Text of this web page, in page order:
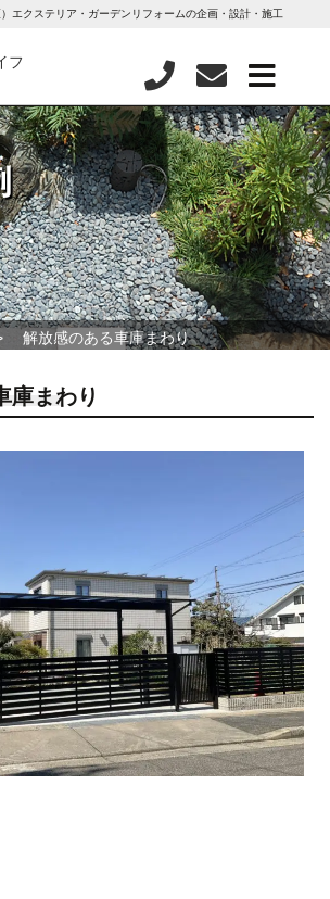
エクステリア・ガーデンリフォームの企画・設計・施工
解放感のある車庫まわり
庫まわり